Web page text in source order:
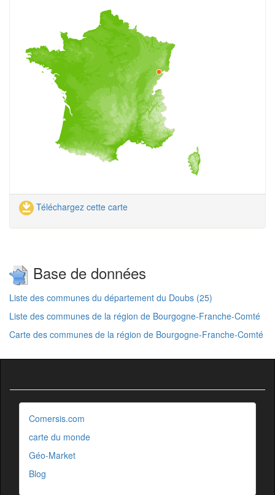
Téléchargez cette carte
Base de données
Liste des communes du département du Doubs (25)
Liste des communes de la région de Bourgogne-Franche-Comté
Carte des communes de la région de Bourgogne-Franche-Comté
Comersis.com
carte du monde
Géo-Market
Blog